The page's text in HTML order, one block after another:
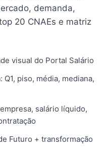
demanda,
20 CNAEs e matriz
visual do Portal Salário
Q1, piso, média, mediana,
salário líquido,
Futuro + transformação